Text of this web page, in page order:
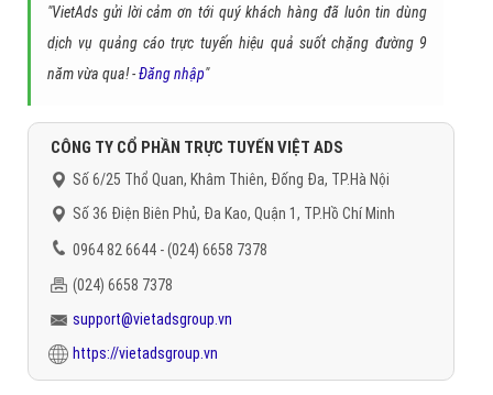
"VietAds gửi lời cảm ơn tới quý khách hàng đã luôn tin dùng
dịch vụ quảng cáo trực tuyến hiệu quả suốt chặng đường 9
năm vừa qua! -Đăng nhập"
CÔNG TY CỔ PHẦN TRỰC TUYẾN VIỆT ADS
Số 6/25 Thổ Quan, Khâm Thiên, Đống Đa, TP.Hà Nội
Số 36 Điện Biên Phủ, Đa Kao, Quận 1, TP.Hồ Chí Minh
0964 82 6644 - (024) 6658 7378
(024) 6658 7378
support@vietadsgroup.vn
https://vietadsgroup.vn